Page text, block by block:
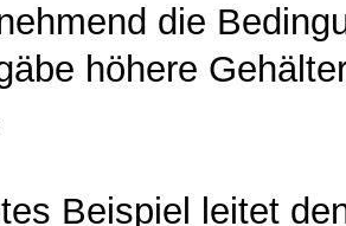
die
höhere
Beispiel leitet